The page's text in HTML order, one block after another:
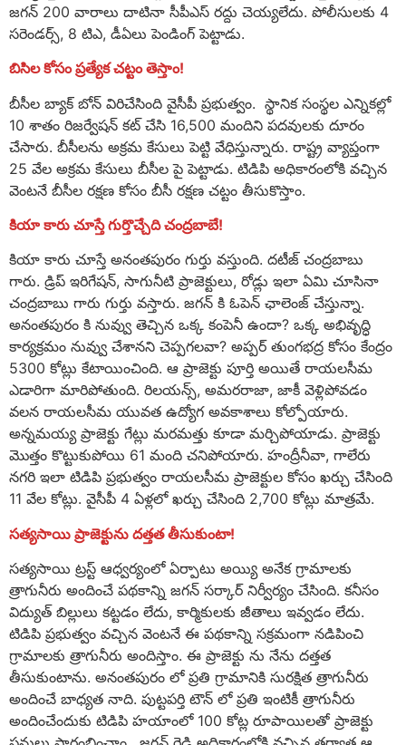
జగన్ 200 వారాలు దాటినా సీపీఎస్ రద్దు చెయ్యలేదు. పోలీసులకు 4
సరెండర్స్, 8 టిఎ, డీఏలు పెండింగ్ పెట్టాడు.
బిసిల కోసం ప్రత్యేక చట్టం తెస్తాం!
బీసీల బ్యాక్ బోన్ విరిచేసింది వైసీపీ ప్ర‌భుత్వం. స్థానిక సంస్థల ఎన్నికల్లో
10 శాతం రిజర్వేషన్ కట్ చేసి 16,500 మందిని పదవులకు దూరం
చేసారు. బీసీలను అక్రమ కేసులు పెట్టి వేధిస్తున్నారు. రాష్ట్ర వ్యాప్తంగా
25 వేల అక్రమ కేసులు బీసీల పై పెట్టాడు. టిడిపి అధికారంలోకి వచ్చిన
వెంటనే బీసీల రక్షణ కోసం బీసీ రక్షణ చట్టం తీసుకొస్తాం.
కియా కారు చూస్తే గుర్తొచ్చేది చంద్రబాబే!
కియా కారు చూస్తే అనంతపురం గుర్తు వస్తుంది. దటీజ్ చంద్రబాబు
గారు. డ్రిప్ ఇరిగేషన్, సాగునీటి ప్రాజెక్టులు, రోడ్లు ఇలా ఏమి చూసినా
చంద్రబాబు గారు గుర్తు వస్తారు. జగన్ కి ఓపెన్ ఛాలెంజ్ చేస్తున్నా.
అనంతపురం కి నువ్వు తెచ్చిన ఒక్క కంపెనీ ఉందా? ఒక్క అభివృద్ధి
కార్యక్రమం నువ్వు చేశానని చెప్పగలవా? అప్పర్ తుంగభద్ర కోసం కేంద్రం
5300 కోట్లు కేటాయించింది. ఆ ప్రాజెక్టు పూర్తి అయితే రాయలసీమ
ఎడారిగా మారిపోతుంది. రిలయన్స్, అమరరాజా, జాకీ వెళ్లిపోవడం
వలన రాయలసీమ యువత ఉద్యోగ అవకాశాలు కోల్పోయారు.
అన్నమయ్య ప్రాజెక్టు గేట్లు మరమత్తు కూడా మర్చిపోయాడు. ప్రాజెక్టు
మొత్తం కొట్టుకుపోయి 61 మంది చనిపోయారు. హంద్రీనీవా, గాలేరు
నగరి ఇలా టిడిపి ప్రభుత్వం రాయలసీమ ప్రాజెక్టుల కోసం ఖర్చు చేసింది
11 వేల కోట్లు. వైసీపీ 4 ఏళ్లలో ఖర్చు చేసింది 2,700 కోట్లు మాత్రమే.
సత్యసాయి ప్రాజెక్టును దత్తత తీసుకుంటా!
సత్యసాయి ట్రస్ట్ ఆధ్వర్యంలో ఏర్పాటు అయ్యి అనేక గ్రామాలకు
త్రాగునీరు అందించే పథకాన్ని జగన్ సర్కార్ నిర్వీర్యం చేసింది. కనీసం
విద్యుత్ బిల్లులు కట్టడం లేదు, కార్మికులకు జీతాలు ఇవ్వడం లేదు.
టిడిపి ప్రభుత్వం వచ్చిన వెంటనే ఈ పథకాన్ని సక్రమంగా నడిపించి
గ్రామాలకు త్రాగునీరు అందిస్తాం. ఈ ప్రాజెక్టు ను నేను దత్తత
తీసుకుంటాను. అనంతపురం లో ప్రతి గ్రామానికి సురక్షిత త్రాగునీరు
అందించే బాధ్యత నాది. పుట్టపర్తి టౌన్ లో ప్రతి ఇంటికీ త్రాగునీరు
అందించేందుకు టిడిపి హయాంలో 100 కోట్ల రూపాయిలతో ప్రాజెక్టు